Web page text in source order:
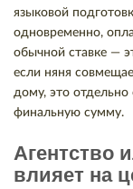
языковой
одновременно,
обычной ставке —
если няня
дому, это отдельно
финальную сумму.
Агентство
влияет на